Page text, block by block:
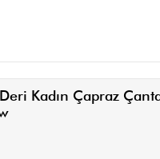
Kadın Çapraz